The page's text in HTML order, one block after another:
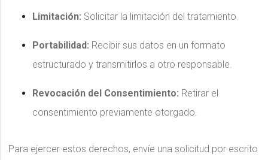
Limitación: Solicitar la limitación del tratamiento.
Portabilidad: Recibir sus datos en un formato
estructurado y transmitirlos a otro responsable.
Revocación del Consentimiento: Retirar el
consentimiento previamente otorgado.
Para ejercer estos derechos, envíe una solicitud por escrito